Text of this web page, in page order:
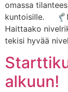
omassa
kuntoisille.
Haittaako
tekisi hyvää
alkuun!